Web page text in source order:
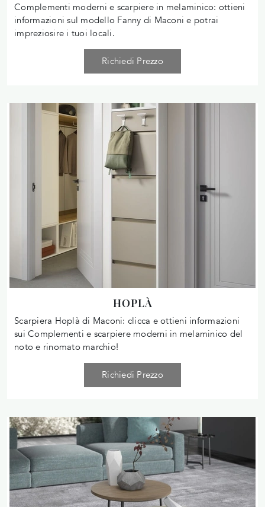
Complementi moderni e scarpiere in melaminico: ottieni
informazioni sul modello Fanny di Maconi e potrai
impreziosire i tuoi locali.
Richiedi Prezzo
HOPLÀ
Scarpiera Hoplà di Maconi: clicca e ottieni informazioni
sui Complementi e scarpiere moderni in melaminico del
noto e rinomato marchio!
Richiedi Prezzo